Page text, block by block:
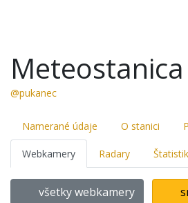
@pukanec
Namerané údaje O stanici
Webkamery Radary
všetky webkamery